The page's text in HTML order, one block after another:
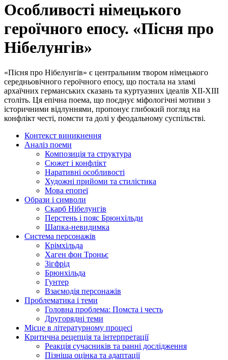
Особливості німецького
героїчного епосу. «Пісня про
Нібелунгів»
«Пісня про Нібелунгів» є центральним твором німецького
середньовічного героїчного епосу, що постала на зламі
архаїчних германських сказань та куртуазних ідеалів XII-XIII
століть. Ця епічна поема, що поєднує міфологічні мотиви з
історичними відлуннями, пропонує глибокий погляд на
конфлікт честі, помсти та долі у феодальному суспільстві.
Контекст виникнення
Аналіз поеми
Композиція та структура
Сюжет і конфлікт
Наративні особливості
Художні прийоми та стилістика
Мова епопеї
Образи і символи
Скарб Нібелунгів
Перстень і пояс Брюнхільди
Шапка-невидимка
Система персонажів
Крімхільда
Хаген фон Троньє
Зігфрід
Брюнхільда
Гунтер
Взаємодія персонажів
Проблематика і теми
Головна проблема: Помста і честь
Другорядні теми
Місце в літературному процесі
Критична рецепція та інтерпретації
Реакція сучасників та ранні дослідження
Пізніша оцінка та адаптації